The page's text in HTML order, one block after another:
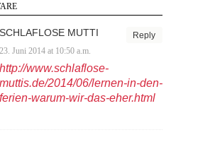
Reply
SCHLAFLOSE MUTTI
23. Juni 2014 at 10:50 a.m.
http://www.schlaflose-
muttis.de/2014/06/lernen-in-den-
ferien-warum-wir-das-eher.html